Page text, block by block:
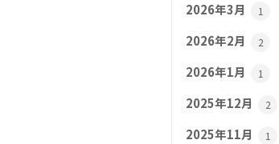
2026年3月 1
2026年2月 2
2026年1月 1
2025年12月 2
2025年11月 1